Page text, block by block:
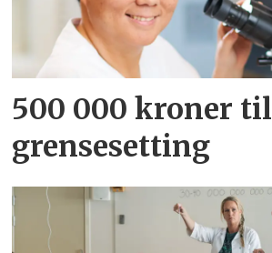
500 000 kroner til
grensesetting